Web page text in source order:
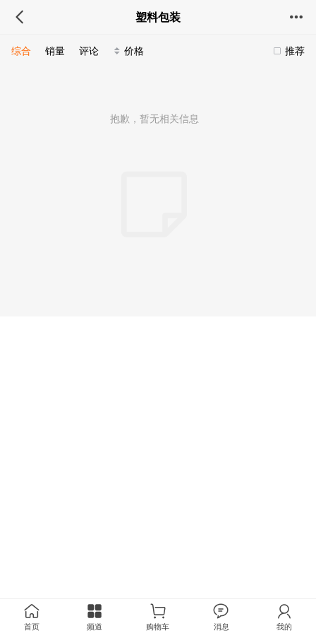
塑料包装
推荐
综合 销量 评论 价格
抱歉，暂无相关信息
首页 频道 购物车 消息 我的